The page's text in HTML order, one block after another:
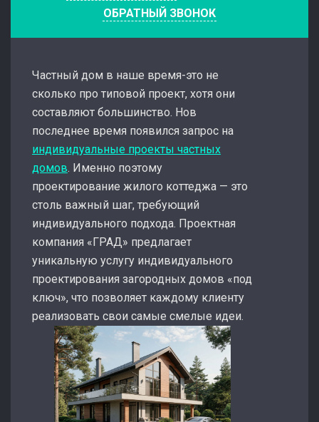
ОБРАТНЫЙ ЗВОНОК
Частный дом в наше время-это не
сколько про типовой проект, хотя они
составляют большинство. Нов
последнее время появился запрос на
индивидуальные проекты частных
домов. Именно поэтому
проектирование жилого коттеджа — это
столь важный шаг, требующий
индивидуального подхода. Проектная
компания «ГРАД» предлагает
уникальную услугу индивидуального
проектирования загородных домов «под
ключ», что позволяет каждому клиенту
реализовать свои самые смелые идеи.